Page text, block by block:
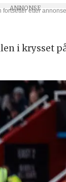
i krysset